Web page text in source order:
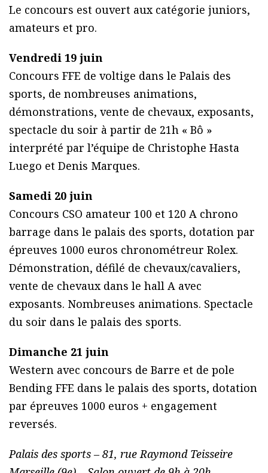
Le concours est ouvert aux catégorie juniors,
amateurs et pro.
Vendredi 19 juin
Concours FFE de voltige dans le Palais des
sports, de nombreuses animations,
démonstrations, vente de chevaux, exposants,
spectacle du soir à partir de 21h « Bô »
interprété par l’équipe de Christophe Hasta
Luego et Denis Marques.
Samedi 20 juin
Concours CSO amateur 100 et 120 A chrono
barrage dans le palais des sports, dotation par
épreuves 1000 euros chronométreur Rolex.
Démonstration, défilé de chevaux/cavaliers,
vente de chevaux dans le hall A avec
exposants. Nombreuses animations. Spectacle
du soir dans le palais des sports.
Dimanche 21 juin
Western avec concours de Barre et de pole
Bending FFE dans le palais des sports, dotation
par épreuves 1000 euros + engagement
reversés.
Palais des sports – 81, rue Raymond Teisseire